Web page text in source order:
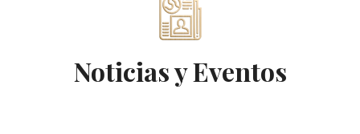
Noticias y Eventos